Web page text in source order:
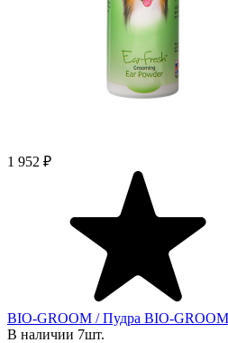
1 952 ₽
BIO-GROOM / Пудра BIO-
В наличии 7шт.